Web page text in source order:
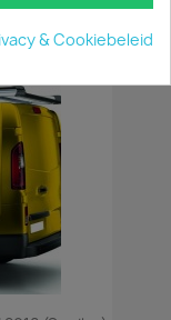
& Cookiebeleid